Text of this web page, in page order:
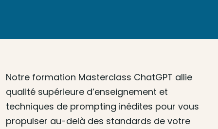
Notre formation Masterclass ChatGPT allie
qualité supérieure d’enseignement et
techniques de prompting inédites pour vous
propulser au-delà des standards de votre